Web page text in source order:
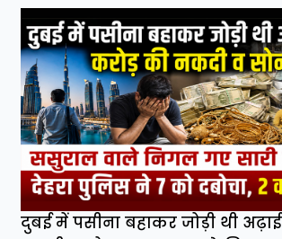
दुबई में पसीना बहाकर जोड़ी थी